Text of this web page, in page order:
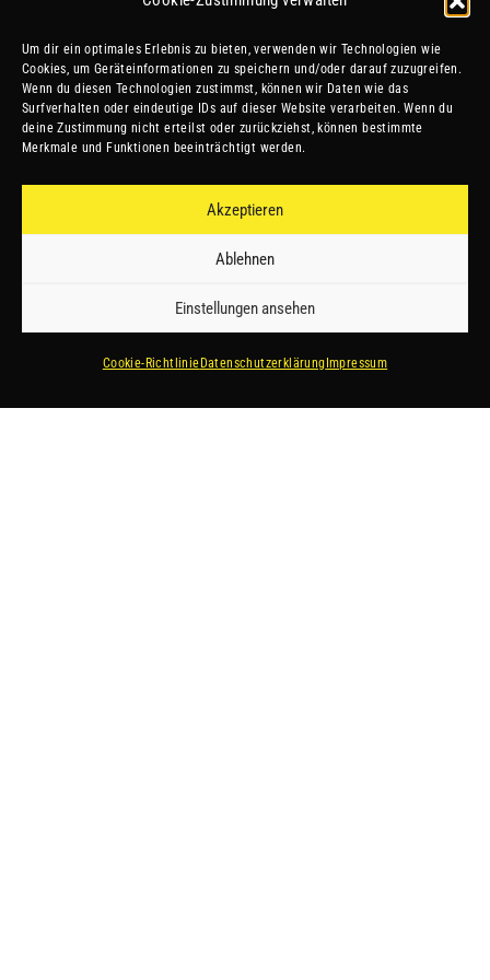
Um dir ein optimales Erlebnis zu bieten, verwenden wir Technologien wie
Cookies, um Geräteinformationen zu speichern und/oder darauf zuzugreifen.
Wenn du diesen Technologien zustimmst, können wir Daten wie das
Surfverhalten oder eindeutige IDs auf dieser Website verarbeiten. Wenn du
deine Zustimmung nicht erteilst oder zurückziehst, können bestimmte
Merkmale und Funktionen beeinträchtigt werden.
Akzeptieren
Ablehnen
Einstellungen ansehen
Cookie-Richtlinie Datenschutzerklärung Impressum
the Match
Moritz Hanslbauer